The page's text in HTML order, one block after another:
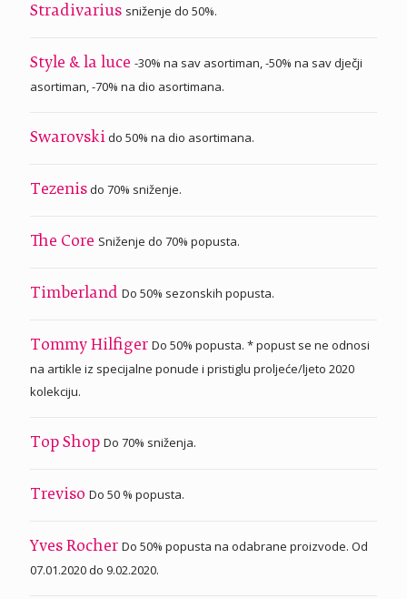
Stradivarius sniženje do 50%.
Style & la luce -30% na sav asortiman, -50% na sav dječji
asortiman, -70% na dio asortimana.
Swarovskido 50% na dio asortimana.
Tezenisdo 70% sniženje.
The Core Sniženje do 70% popusta.
Timberland Do 50% sezonskih popusta.
Tommy Hilfiger Do 50% popusta. * popust se ne odnosi
na artikle iz specijalne ponude i pristiglu proljeće/ljeto 2020
kolekciju.
Top Shop Do 70% sniženja.
Treviso Do 50 % popusta.
Yves Rocher Do 50% popusta na odabrane proizvode. Od
07.01.2020 do 9.02.2020.